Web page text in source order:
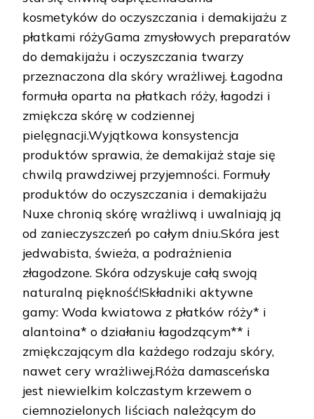
kosmetyków do oczyszczania i demakijażu z
płatkami różyGama zmysłowych preparatów
do demakijażu i oczyszczania twarzy
przeznaczona dla skóry wrażliwej. Łagodna
formuła oparta na płatkach róży, łagodzi i
zmiękcza skórę w codziennej
pielęgnacji.Wyjątkowa konsystencja
produktów sprawia, że demakijaż staje się
chwilą prawdziwej przyjemności. Formuły
produktów do oczyszczania i demakijażu
Nuxe chronią skórę wrażliwą i uwalniają ją
od zanieczyszczeń po całym dniu.Skóra jest
jedwabista, świeża, a podrażnienia
złagodzone. Skóra odzyskuje całą swoją
naturalną piękność!Składniki aktywne
gamy: Woda kwiatowa z płatków róży* i
alantoina* o działaniu łagodzącym** i
zmiękczającym dla każdego rodzaju skóry,
nawet cery wrażliwej.Róża damasceńska
jest niewielkim kolczastym krzewem o
ciemnozielonych liściach należącym do